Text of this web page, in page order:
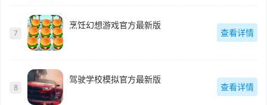
7
烹饪幻想游戏官方最新版
查看详情
8
驾驶学校模拟官方最新版
查看详情